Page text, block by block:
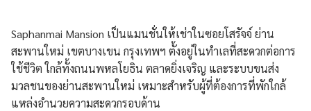
Saphanmai Mansion เป็นแมนชั่นให้เช่าในซอยโสรัจจ์ ย่าน
สะพานใหม่ เขตบางเขน กรุงเทพฯ ตั้งอยู่ในทำเลที่สะดวกต่อการ
ใช้ชีวิต ใกล้ทั้งถนนพหลโยธิน ตลาดยิ่งเจริญ และระบบขนส่ง
มวลชนของย่านสะพานใหม่ เหมาะสำหรับผู้ที่ต้องการที่พักใกล้
แหล่งอำนวยความสะดวกรอบด้าน